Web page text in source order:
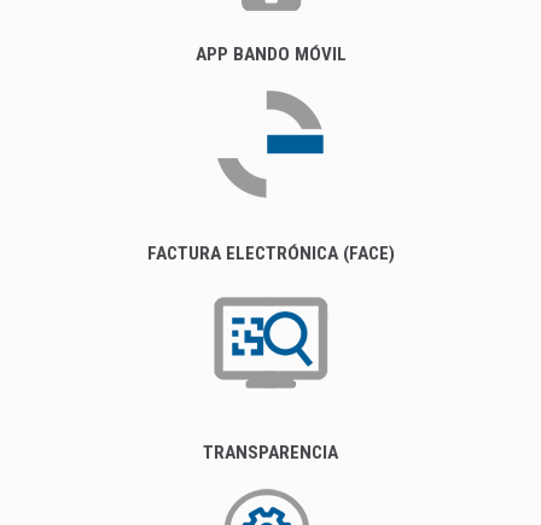
APP BANDO MÓVIL
FACTURA ELECTRÓNICA (FACE)
TRANSPARENCIA